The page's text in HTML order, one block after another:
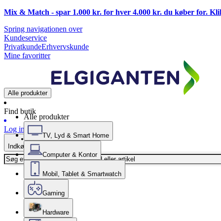
Mix & Match - spar 1.000 kr. for hver 4.000 kr. du køber for.
Spring navigationen over
Kundeservice
PrivatkundeErhvervskunde
Mine favoritter
Alle produkter
Find butik
Log ind
Indkøbskurv
Alle produkter
TV, Lyd & Smart Home
Computer & Kontor
Mobil, Tablet & Smartwatch
Gaming
Hardware